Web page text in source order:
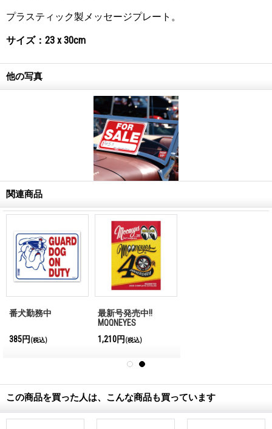
プラスティック製メッセージプレート。
サイズ：23 x 30cm
他の写真
関連商品
番犬勤務中
385円 (税込)
最新号発売中!!
MQQNEYES
Magazine No.28 2026
1,210円 (税込)
この商品を買った人は、こんな商品も買っています